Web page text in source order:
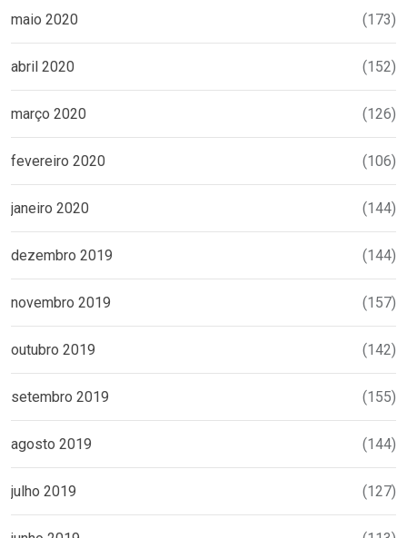
maio 2020 (173)
abril 2020 (152)
março 2020 (126)
fevereiro 2020 (106)
janeiro 2020 (144)
dezembro 2019 (144)
novembro 2019 (157)
outubro 2019 (142)
setembro 2019 (155)
agosto 2019 (144)
julho 2019 (127)